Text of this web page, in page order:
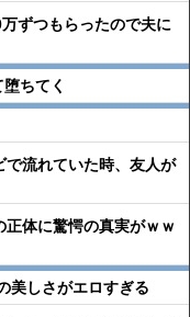
ずつもらったので夫に
ちてく
流れていた時、友人が
正体に驚愕の真実がｗｗ
美しさがエロすぎる